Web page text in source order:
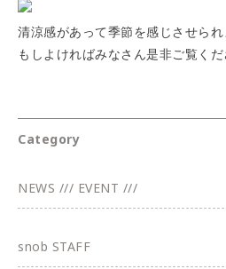
清涼感があって季節を感じさせられ
もしよければみなさん是非ご覧く
Category
NEWS /// EVENT ///
snob STAFF